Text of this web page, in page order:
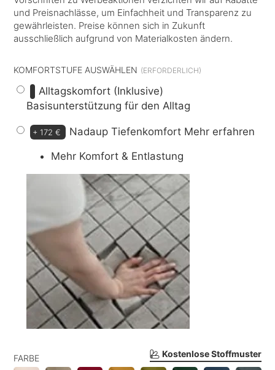
und Preisnachlässe, um Einfachheit und Transparenz zu
gewährleisten. Preise können sich in Zukunft
ausschließlich aufgrund von Materialkosten ändern.
Kostenlose Stoffmuster
FARBE
KOMFORTSTUFE AUSWÄHLEN
Alltagskomfort (Inklusive)
Basisunterstützung für den Alltag
+172 € Nadaup Tiefenkomfort Mehr erfahren
Mehr Komfort & Entlastung